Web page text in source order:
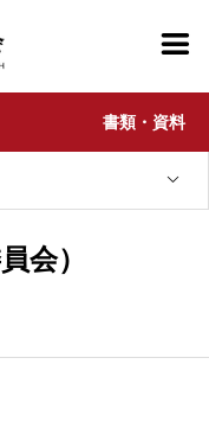
書類・資料
会）